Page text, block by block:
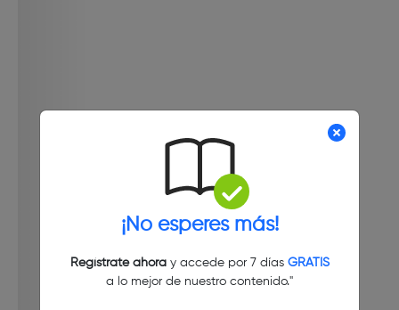
¡No esperes más!
Regístrate ahoray accede por 7 días GRATIS
a lo mejor de nuestro contenido."